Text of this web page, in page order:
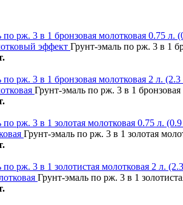
эффект Грунт-эмаль по рж. 3 в 1
Грунт-эмаль по рж. 3 в 1
Грунт-эмаль по рж. 3 в 1 золотая
Грунт-эмаль по рж. 3 в 1